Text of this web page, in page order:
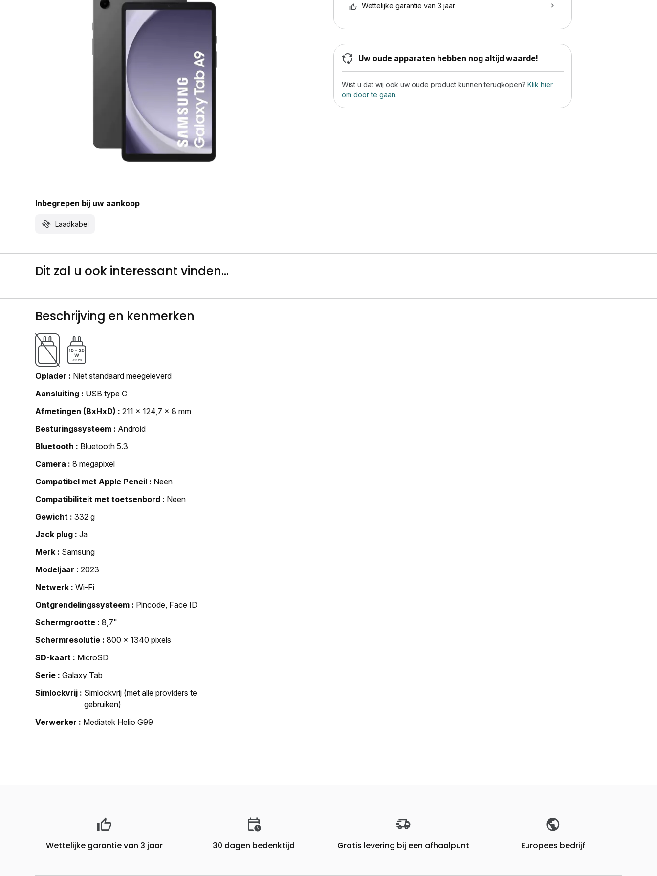
Inbegrepen bij uw aankoop
Laadkabel
Wettelijke garantie van 3 jaar
Uw oude apparaten hebben nog altijd waarde!
Wist u dat wij ook uw oude product kunnen terugkopen? Klik hier
om door te gaan.
Dit zal u ook interessant vinden...
Beschrijving en kenmerken
Oplader
Niet standaard meegeleverd
Aansluiting
USB type C
Afmetingen (BxHxD)
211 x 124,7 x 8 mm
Besturingssysteem
Android
Bluetooth
Bluetooth 5.3
Camera
8 megapixel
Compatibel met Apple Pencil
Neen
Compatibiliteit met toetsenbord
Neen
Gewicht
332 g
Jack plug
Ja
Merk
Samsung
Modeljaar
2023
Netwerk
Wi-Fi
Ontgrendelingssysteem
Pincode, Face ID
Schermgrootte
8,7"
Schermresolutie
800 x 1340 pixels
SD-kaart
MicroSD
Serie
Galaxy Tab
Simlockvrij
Simlockvrij (met alle providers te
gebruiken)
Verwerker
Mediatek Helio G99
Wettelijke garantie van 3 jaar 30 dagen bedenktijd Gratis levering bij een afhaalpunt Europees bedrijf